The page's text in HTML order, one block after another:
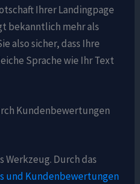
Ihrer Landingpage
bekanntlich mehr als
also sicher, dass Ihre
Sprache wie Ihr Text
Kundenbewertungen
Werkzeug. Durch das
und Kundenbewertungen